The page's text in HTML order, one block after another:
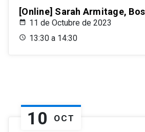
[Online] Sarah Armitage,
11 de Octubre de 2023
13:30 a 14:30
10 OCT